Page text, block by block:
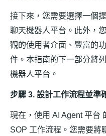
接下來，您需要選擇一個
聊天機器人平台。此外，
觀的使用者介面、豐富的
件。本指南的下一部分將
機器人平台。
步驟 3. 設計工作流程並準
現在，使用 AI Agent 平台
SOP 工作流程。您需要將